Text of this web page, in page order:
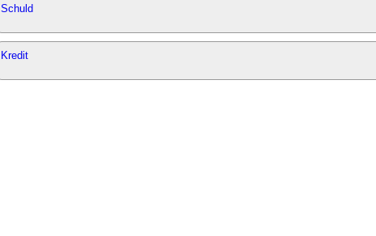
Schuld
Kredit